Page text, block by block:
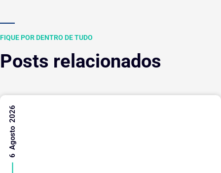
FIQUE POR DENTRO DE TUDO
Posts relacionados
6 Agosto 2026